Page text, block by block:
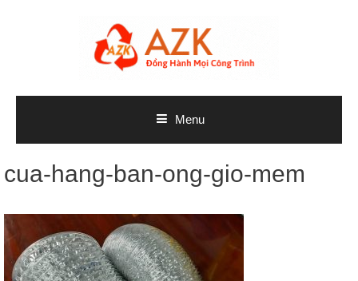
Menu
cua-hang-ban-ong-gio-mem